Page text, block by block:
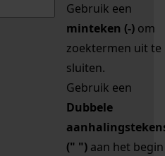
Gebruik een
minteken (-) om
zoektermen uit te
sluiten.
Gebruik een
Dubbele
(" ") aan het begin